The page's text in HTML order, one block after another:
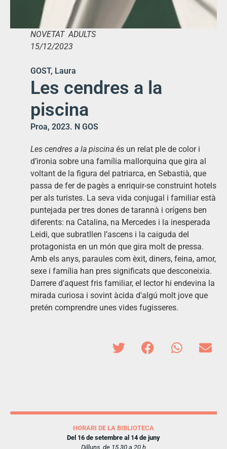
NOVETAT ADULTS
15/12/2023
GOST, Laura
Les cendres a la
piscina
Proa, 2023. N GOS
Les cendres a la piscina és un relat ple de color i
d’ironia sobre una família mallorquina que gira al
voltant de la figura del patriarca, en Sebastià, que
passa de fer de pagès a enriquir-se construint hotels
per als turistes. La seva vida conjugal i familiar està
puntejada per tres dones de tarannà i orígens ben
diferents: na Catalina, na Mercedes i la inesperada
Leidi, que subratllen l’ascens i la caiguda del
protagonista en un món que gira molt de pressa.
Amb els anys, paraules com èxit, diners, feina, amor,
sexe i família han pres significats que desconeixia.
Darrere d'aquest fris familiar, el lector hi endevina la
mirada curiosa i sovint àcida d'algú molt jove que
pretén comprendre unes vides fugisseres.
HORARI DE LA BIBLIOTECA
Del 16 de setembre al 14 de juny
Dilluns, de 15.30 a 20 h